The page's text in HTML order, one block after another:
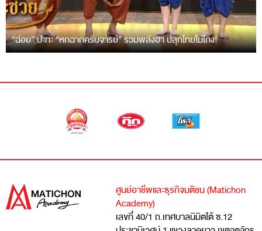
“ฉ่อย” ปะทะ “หกฉากครับจารย์” รวมพลังฮา ปลุกไทยไม่โกง!
ศูนย์อาชีพและธุรกิจมติชน (Matichon
Academy)
เลขที่ 40/1 ถ.เทศบาลนิมิตใต้ ซ.12